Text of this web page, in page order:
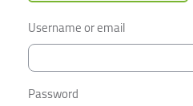
Username or email
Password